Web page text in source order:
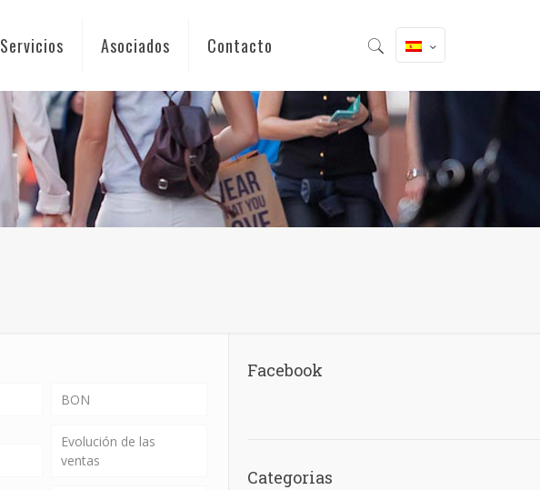
Servicios Asociados Contacto
BON
Evolución de las
ventas
Facebook
Categorias